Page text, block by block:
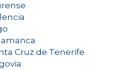
Cruz de Tenerife